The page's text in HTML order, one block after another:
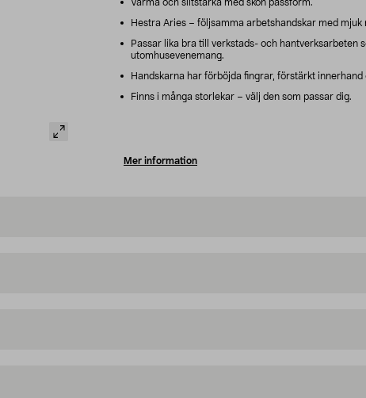
Varma och slitstarka med skön passform.
Hestra Aries – följsamma arbetshandskar med mjuk
Passar lika bra till verkstads- och hantverksarbeten
utomhusevenemang.
Handskarna har förböjda fingrar, förstärkt
Finns i många storlekar – välj den som passar dig.
Mer information